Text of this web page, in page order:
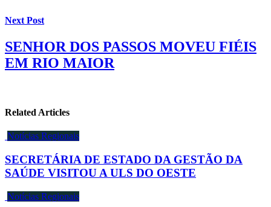
Next Post
SENHOR DOS PASSOS MOVEU FIÉIS
EM RIO MAIOR
Related Articles
Notícias Regionais
SECRETÁRIA DE ESTADO DA GESTÃO DA
SAÚDE VISITOU A ULS DO OESTE
Notícias Regionais